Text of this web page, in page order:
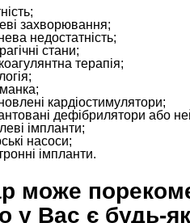
захворювання;
недостатність;
стани;
терапія;
кардіостимулятори;
дефібрилятори або
імпланти;
насоси;
імпланти.
може
у Вас є будь-